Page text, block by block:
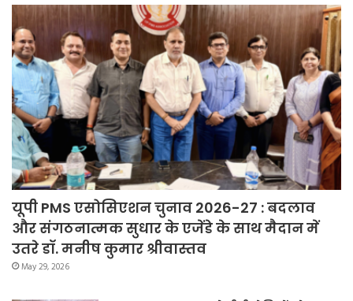
यूपी PMS एसोसिएशन चुनाव 2026-27 : बदलाव
और संगठनात्मक सुधार के एजेंडे के साथ मैदान में
उतरे डॉ. मनीष कुमार श्रीवास्तव
May 29, 2026